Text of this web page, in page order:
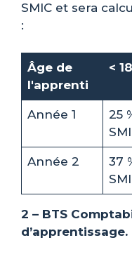
SMIC et sera
:
Âge de
l'apprenti
<
Année 1
25
Année 2
37
2 – BTS
d’apprentissage.